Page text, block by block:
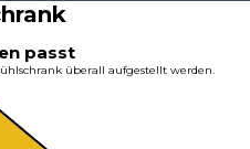
passt
überall aufgestellt werden.